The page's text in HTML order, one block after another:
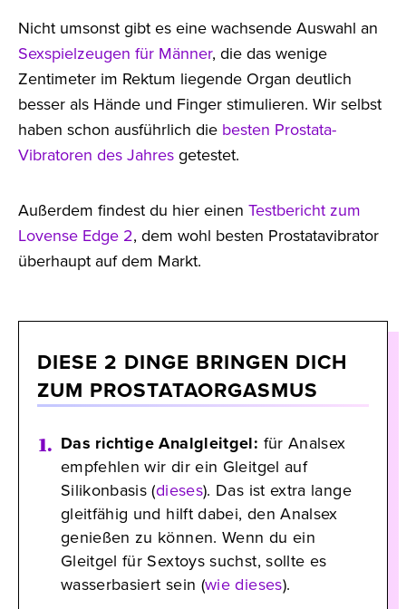
Nicht umsonst gibt es eine wachsende Auswahl an
Sexspielzeugen für Männer, die das wenige
Zentimeter im Rektum liegende Organ deutlich
besser als Hände und Finger stimulieren. Wir selbst
haben schon ausführlich die besten Prostata-
Vibratoren des Jahres getestet.
Außerdem findest du hier einen Testbericht zum
Lovense Edge 2, dem wohl besten Prostatavibrator
überhaupt auf dem Markt.
DIESE 2 DINGE BRINGEN DICH
ZUM PROSTATAORGASMUS
Das richtige Analgleitgel: für Analsex
empfehlen wir dir ein Gleitgel auf
Silikonbasis (dieses). Das ist extra lange
gleitfähig und hilft dabei, den Analsex
genießen zu können. Wenn du ein
Gleitgel für Sextoys suchst, sollte es
wasserbasiert sein (wie dieses).